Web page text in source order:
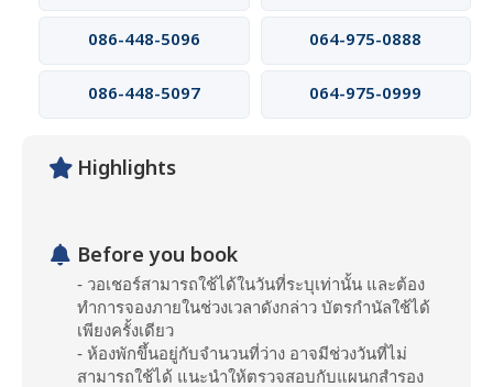
086-448-5096 064-975-0888
086-448-5097 064-975-0999
Highlights
Before you book
- วอเชอร์สามารถใช้ได้ในวันที่ระบุเท่านั้น และต้อง
ทำการจองภายในช่วงเวลาดังกล่าว บัตรกำนัลใช้ได้
เพียงครั้งเดียว
- ห้องพักขึ้นอยู่กับจำนวนที่ว่าง อาจมีช่วงวันที่ไม่
สามารถใช้ได้ แนะนำให้ตรวจสอบกับแผนกสำรอง